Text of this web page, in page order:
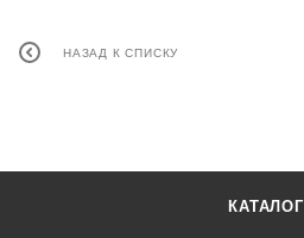
НАЗАД К СПИСКУ
КАТАЛОГ